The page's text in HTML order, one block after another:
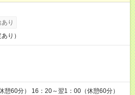
り
り）
憩60分） 16：20～翌1：00（休憩60分）